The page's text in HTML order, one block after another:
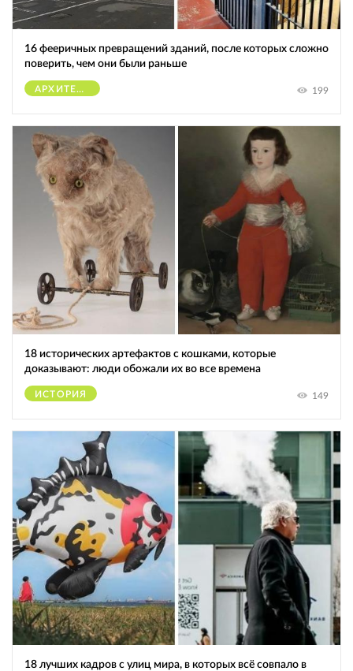
16 фееричных превращений зданий, после которых сложно
поверить, чем они были раньше
АРХИТЕКТУРА 199
18 исторических артефактов с кошками, которые
доказывают: люди обожали их во все времена
ИСТОРИЯ 149
18 лучших кадров с улиц мира, в которых всё совпало в